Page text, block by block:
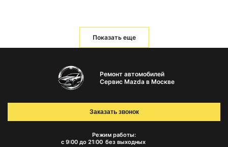
Показать еще
Ремонт автомобилей
Сервис Mazda в Москве
Режим работы:
с 9:00 до 21:00 без выходных
Заказать звонок